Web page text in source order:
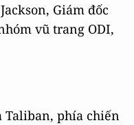
Giám đốc
vũ trang ODI,
Taliban, phía chiến